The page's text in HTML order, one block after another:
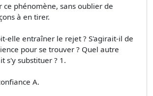
phénomène, sans oublier de
à en tirer.
elle entraîner le rejet ? S'agirait-il de
pour se trouver ? Quel autre
s'y substituer ? 1.
A.